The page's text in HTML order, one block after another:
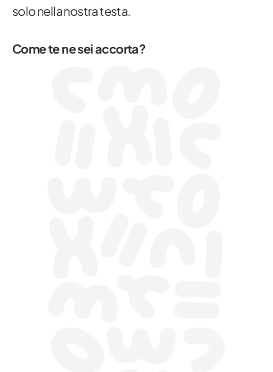
solo nella nostra testa.
Come te ne sei accorta?